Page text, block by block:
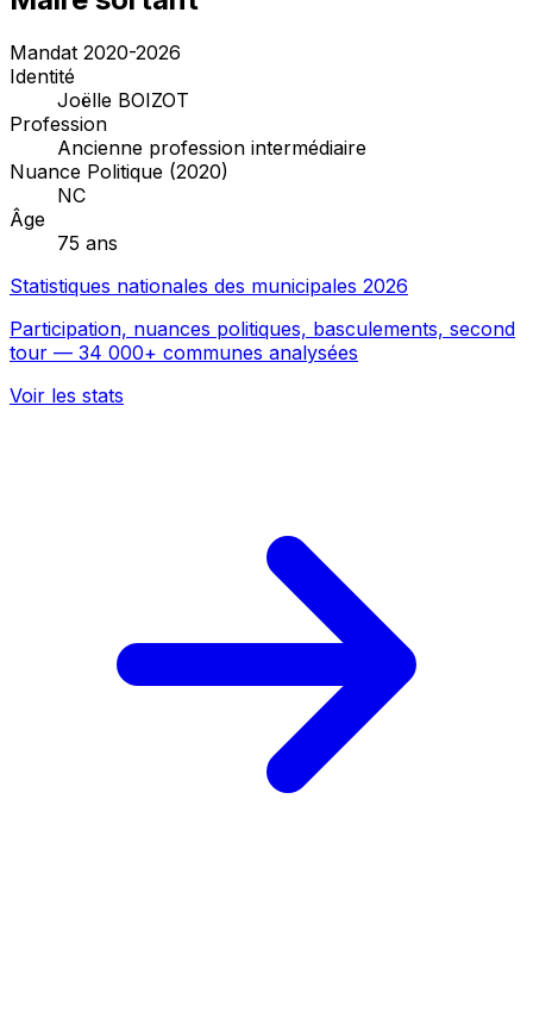
Mandat 2020-2026
Identité
Joëlle BOIZOT
Profession
Ancienne profession intermédiaire
Nuance Politique (2020)
NC
Âge
75 ans
Statistiques nationales des municipales 2026
Participation, nuances politiques, basculements, second
tour — 34 000+ communes analysées
Voir les stats